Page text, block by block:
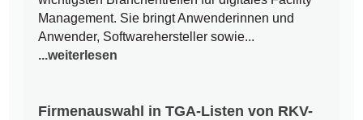
Management. Sie bringt Anwenderinnen und
Anwender, Softwarehersteller sowie...
...weiterlesen
Firmenauswahl in TGA-Listen von RKV-